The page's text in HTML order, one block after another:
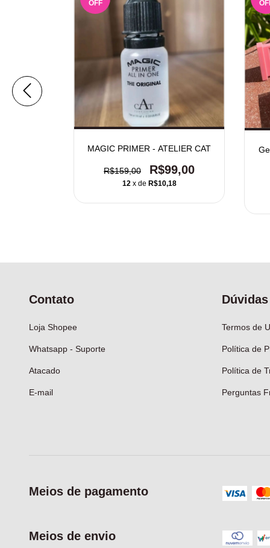
OFF
MAGIC PRIMER - ATELIER CAT
R$159,00 R$99,00
12 x de R$10,18
Contato
Loja Shopee
Whatsapp - Suporte
Atacado
E-mail
Dúvidas
Termos de
Política de
Política de
Perguntas
Meios de pagamento
Meios de envio